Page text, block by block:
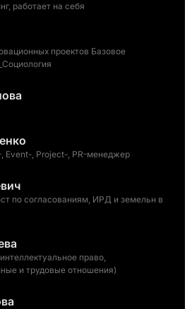
работает на себя
проектов Базовое
Event-, Project-, PR-менеджер
по согласованиям, ИРД и земельн в
право,
и трудовые отношения)